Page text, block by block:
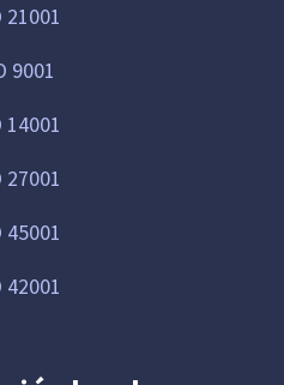
21001
9001
14001
27001
45001
42001